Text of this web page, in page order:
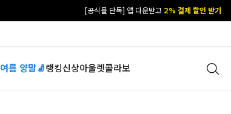
카카오 플친 추가하면1천원 즉시 할인 쿠폰
여름 양말🧦랭킹신상아울렛콜라보